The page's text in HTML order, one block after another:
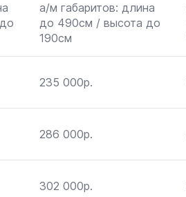
а/м габаритов: длина
до 490см / высота до
190см
235 000р.
286 000р.
302 000р.